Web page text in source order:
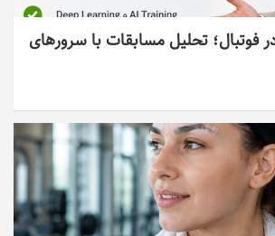
تحلیل مسابقات با سرورهای